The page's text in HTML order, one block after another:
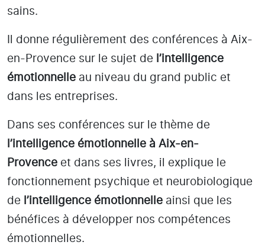
sains.
Il donne régulièrement des conférences à Aix-
en-Provence sur le sujet de l’intelligence
émotionnelle au niveau du grand public et
dans les entreprises.
Dans ses conférences sur le thème de
l’intelligence émotionnelle à Aix-en-
Provence et dans ses livres, il explique le
fonctionnement psychique et neurobiologique
de l’intelligence émotionnelle ainsi que les
bénéfices à développer nos compétences
émotionnelles.